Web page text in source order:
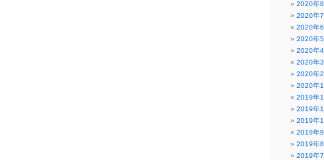
2020年8
2020年7
2020年6
2020年5
2020年4
2020年3
2020年2
2020年1
2019年
2019年
2019年
2019年9
2019年8
2019年7